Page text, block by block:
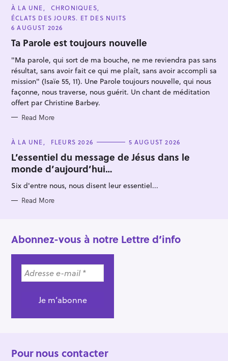
C
A
T
E
O
R
E
À LA UNE
CHRONIQUES
ÉCLATS DES JOURS. ET DES NUITS
6 AUGUST 2026
Ta Parole est toujours nouvelle
"Ma parole, qui sort de ma bouche, ne me reviendra pas sans
résultat, sans avoir fait ce qui me plaît, sans avoir accompli sa
mission" (Isaïe 55, 11). Une Parole toujours nouvelle, qui nous
façonne, nous traverse, nous guérit. Un chant de méditation
offert par Christine Barbey.
Read More
C
T
E
G
O
R
I
S
À LA UNE FLEURS 2026 5 AUGUST 2026
L’essentiel du message de Jésus dans le
monde d’aujourd’hui…
Six d'entre nous, nous disent leur essentiel...
Read More
Abonnez-vous à notre Lettre d’info
Pour nous contacter
a
r
c
h
f
o
r
: